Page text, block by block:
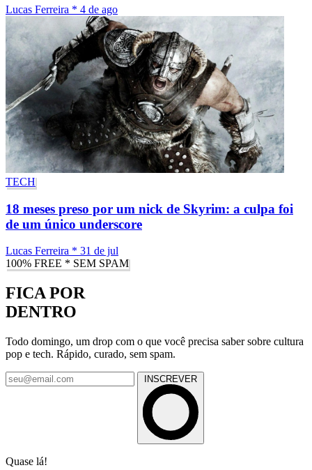
Lucas Ferreira * 4 de ago
TECH
18 meses preso por um nick de Skyrim: a culpa foi
de um único underscore
Lucas Ferreira * 31 de jul
100% FREE * SEM SPAM
FICA POR
DENTRO
Todo domingo, um drop com o que você precisa saber sobre cultura
pop e tech. Rápido, curado, sem spam.
INSCREVER
Quase lá!